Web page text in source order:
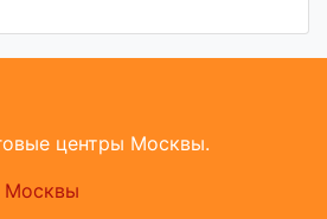
центры Москвы.
Москвы